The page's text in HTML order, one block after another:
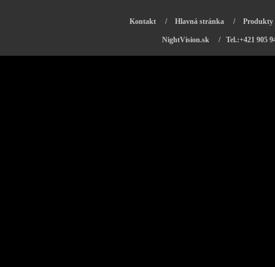
Kontakt / Hlavná stránka / Produkty
NightVision.sk / Tel.:+421 905